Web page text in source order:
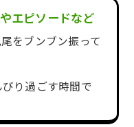
エピソードなど
をブンブン振って
り過ごす時間で